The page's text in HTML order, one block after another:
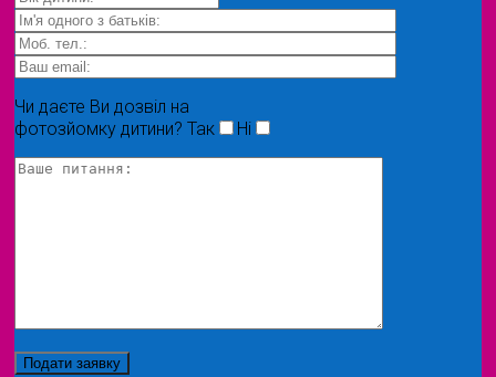
Чи даєте Ви дозвіл на
фотозйомку дитини? Так Ні